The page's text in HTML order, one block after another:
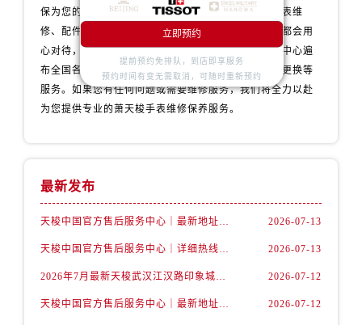
保为您的萧天梭手表提供一流的维修服务，无论是手表维
修、配件更换、故障诊断还是手表保养等服务，我们都会用
心对待，让您的手表焕发新生。我们的天梭保养维修中心遍
布全国各地，为您提供便捷的天梭保养、维修、配件更换等
服务。如果您有任何问题或需要维修服务，我们将全力以赴
为您提供专业的萧天梭手表维修保养服务。
最新发布
天梭中国官方售后服务中心｜最新地址与24小时服务电话权威信息通告（2026年7月最新） 2026-07-13
天梭中国官方售后服务中心｜详细热线电话及全部网点地址权威信息通知（2026年7月最新） 2026-07-13
2026年7月最新天梭武汉江汉路印象城维修保养服务电话 2026-07-12
天梭中国官方售后服务中心｜最新地址及官方客服热线权威信息通告（2026年7月最新） 2026-07-12
立即预约
提前预约免排队，到店即享服务
预约时间有变无需取消，可随时重新预约